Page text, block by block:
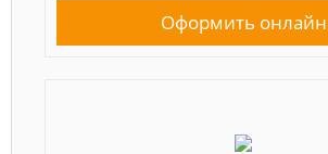
Оформить онлайн